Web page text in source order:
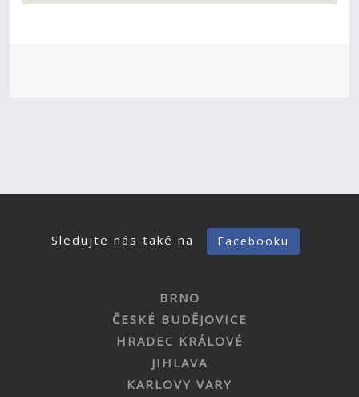
Sledujte nás také na Facebooku
BRNO
ČESKÉ BUDĚJOVICE
HRADEC KRÁLOVÉ
JIHLAVA
KARLOVY VARY